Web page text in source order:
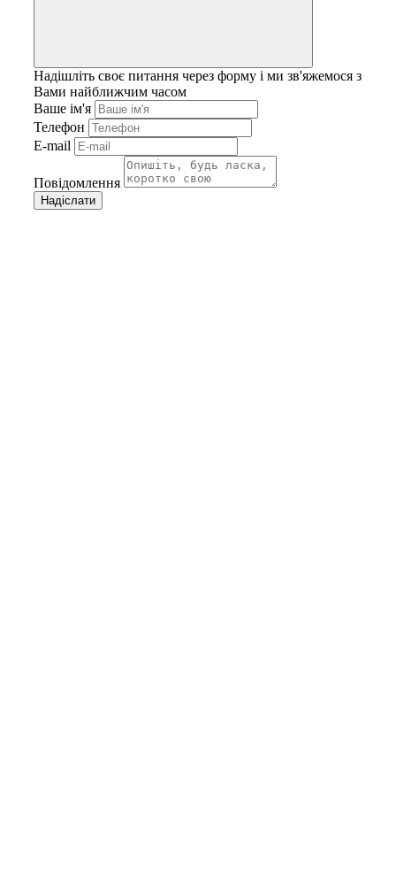
Надішліть своє питання через форму і ми зв'яжемося з
Вами найближчим часом
Ваше ім'я
Телефон
E-mail
Повідомлення